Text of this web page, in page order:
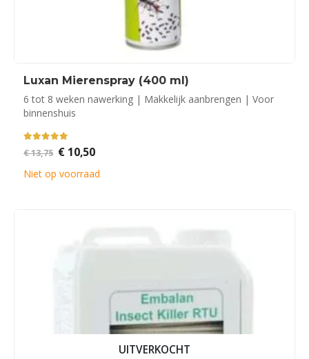
Luxan Mierenspray (400 ml)
6 tot 8 weken nawerking | Makkelijk aanbrengen | Voor
binnenshuis
out of 5
€13,75 Oorspronkelijke
prijs
was:
€ 13,75.
€10,50Huidige
is:
€ 10,50.
Niet op voorraad
UITVERKOCHT